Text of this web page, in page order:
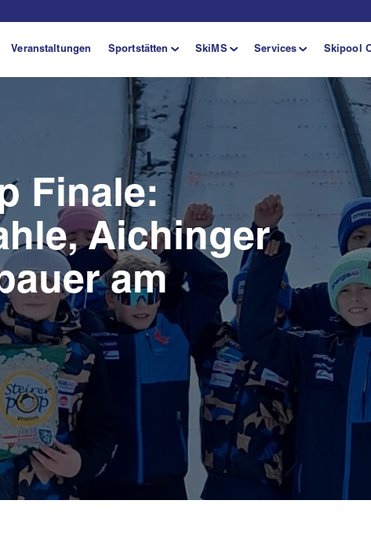
Veranstaltungen Sportstätten SkiMS Services Skipool
Finale:
Aichinger
am